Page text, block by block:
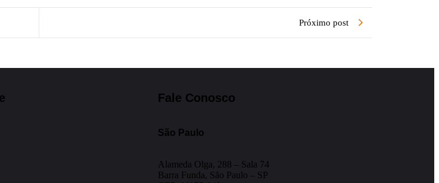
Próximo post
Fale Conosco
São Paulo
Alameda Olga, 288 – Sala 74
Barra Funda, São Paulo – SP